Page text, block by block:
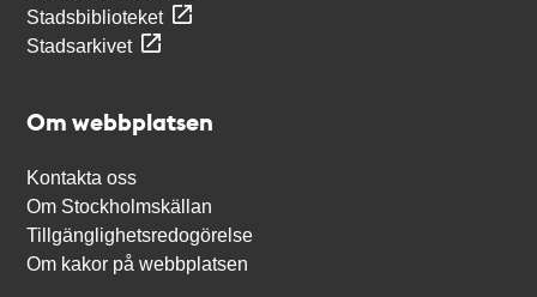
Stadsbiblioteket
Stadsarkivet
Om webbplatsen
Kontakta oss
Om Stockholmskällan
Tillgänglighetsredogörelse
Om kakor på webbplatsen